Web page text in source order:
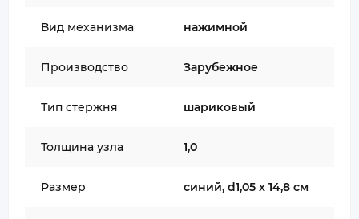
Вид механизма нажимной
Производство Зарубежное
Тип стержня шариковый
Толщина узла 1,0
Размер синий, d1,05 х 14,8 см